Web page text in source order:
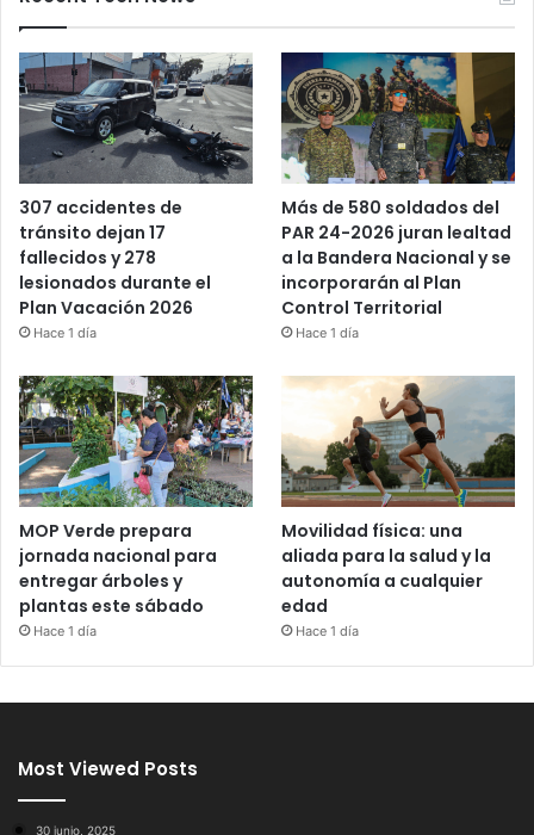
307 accidentes de
tránsito dejan 17
fallecidos y 278
lesionados durante el
Plan Vacación 2026
Hace 1 día
Más de 580 soldados del
PAR 24-2026 juran lealtad
a la Bandera Nacional y se
incorporarán al Plan
Control Territorial
Hace 1 día
MOP Verde prepara
jornada nacional para
entregar árboles y
plantas este sábado
Hace 1 día
Movilidad física: una
aliada para la salud y la
autonomía a cualquier
edad
Hace 1 día
Most Viewed Posts
30 junio, 2025